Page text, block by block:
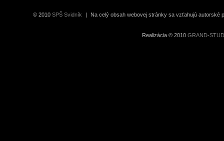
© 2010 SPŠ Svidník | Na celý obsah webovej stránky sa vzťahujú autorské
Realizácia © 2010 GRAND-